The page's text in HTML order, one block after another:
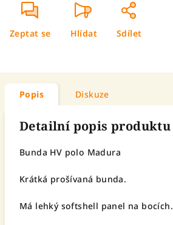
Zeptat se Hlídat Sdílet
Popis Diskuze
Detailní popis produktu
Bunda HV polo Madura
Krátká prošívaná bunda.
Má lehký softshell panel na bocích.